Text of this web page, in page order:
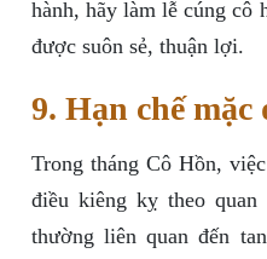
hành, hãy làm lễ cúng cô
được suôn sẻ, thuận lợi.
9. Hạn chế mặc
Trong tháng Cô Hồn,
điều kiêng kỵ theo
thường liên quan đến